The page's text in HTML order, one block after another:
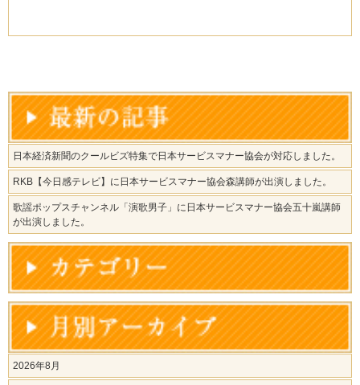
日本経済新聞のクールビズ特集で日本サービスマナー協会が対応しました。
RKB【今日感テレビ】に日本サービスマナー協会森講師が出演しました。
歌謡ポップスチャンネル「演歌男子」に日本サービスマナー協会五十嵐講師
が出演しました。
2026年8月